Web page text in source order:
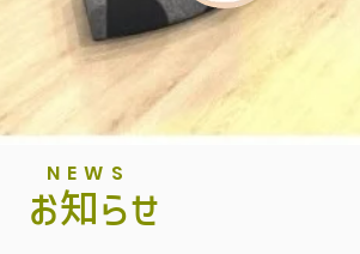
NEWS
お知らせ